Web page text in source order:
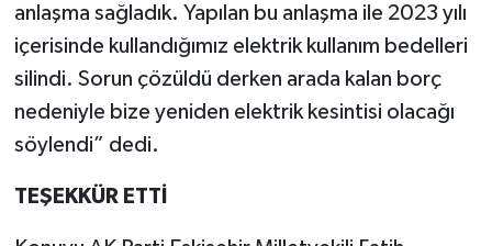
anlaşma sağladık. Yapılan bu anlaşma ile 2023 yılı
içerisinde kullandığımız elektrik kullanım bedelleri
silindi. Sorun çözüldü derken arada kalan borç
nedeniyle bize yeniden elektrik kesintisi olacağı
söylendi” dedi.
TEŞEKKÜR ETTİ